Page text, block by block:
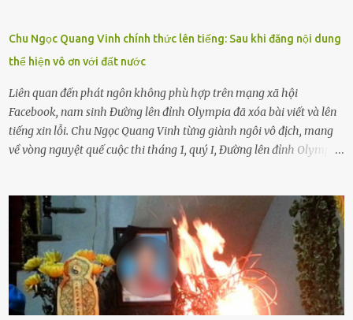
để được giúp đỡ thì có thể sẽ bỏ lỡ cơ hội và gặp nguy hiểm. Trẻ con
có biết gì đâu Nhiều người cứ coi trẻ còn nhỏ nên dù có phạm sai
lầm, thì họ cũng không trách mắng. Nhưng nếu người lớn tuổi
không dạy con cẩn...
Chu Ngọc Quang Vinh chính thức lên tiếng: Sau khi đăng nội dung
thể hiện vô ơn với đất nước
Liên quan đến phát ngôn không phù hợp trên mạng xã hội
Facebook, nam sinh Đường lên đỉnh Olympia đã xóa bài viết và lên
tiếng xin lỗi. Chu Ngọc Quang Vinh từng giành ngôi vô địch, mang
về vòng nguyệt quế cuộc thi tháng 1, quý I, Đường lên đỉnh Olympia.
chưa phù hợp, gây xôn xao, bức xúc trong dư luận. Ngay sau đó,
Trường THPT Chuyên Nguyễn Tất Thành báo cáo xác nhận tài
khoản Chu Vinh là của học sinh Chu Ngọc Quang Vinh, lớp 12 Anh
của nhà trường. Nam sinh này từng giành ngôi vô địch, mang về
vòng nguyệt quế cuộc thi tháng 1, quý I, Đường lên đỉnh Olympia
năm thứ 24. Quá trình giáo dục, học sinh Chu Ngọc Quang Vinh đã